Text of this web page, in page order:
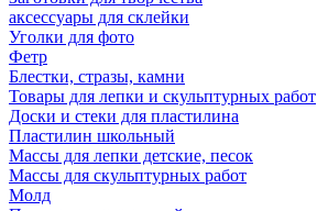
аксессуары для склейки
Уголки для фото
Фетр
Блестки, стразы, камни
Товары для лепки и скульптурных работ
Доски и стеки для пластилина
Пластилин школьный
Массы для лепки детские, песок
Массы для скульптурных работ
Молд